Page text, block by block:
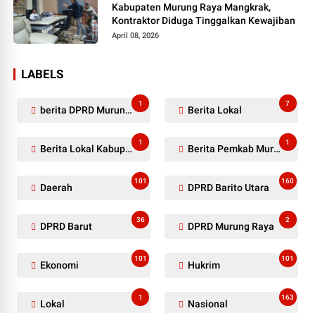
Kabupaten Murung Raya Mangkrak,
Kontraktor Diduga Tinggalkan Kewajiban
April 08, 2026
LABELS
berita DPRD Murung Raya
1
Berita Lokal
7
Berita Lokal Kabupaten Barito Utara
1
Berita Pemkab Murung Raya
1
Daerah
101
DPRD Barito Utara
160
DPRD Barut
36
DPRD Murung Raya
2
Ekonomi
101
Hukrim
101
Lokal
1
Nasional
163